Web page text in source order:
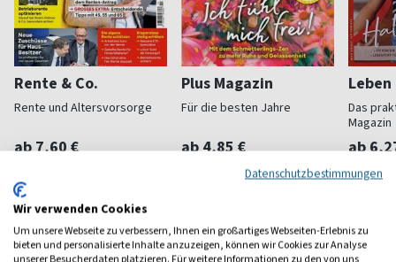
Rente & Co.
Rente und Altersvorsorge
ab 7,60 €
Plus Magazin
Für die besten Jahre
ab 4,85 €
(18 x pro Jahr) 5,00
Das
Magazin
ab
(11 x
Datenschutzbestimmungen
Wir verwenden Cookies
Um unsere Webseite zu verbessern, Ihnen ein großartiges Webseiten-Erlebnis zu
bieten und personalisierte Inhalte anzuzeigen, können wir Cookies zur Analyse
unserer Besucherdaten platzieren. Für weitere Informationen zu den von uns